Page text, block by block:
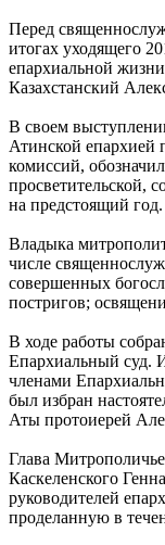
Перед
итогах уходящего
епархиальной
Казахстанский
В своем
Атинской епархией
комиссий,
просветительской,
на предстоящий год.
Владыка
числе
совершенных
постригов;
В ходе работы
Епархиальный суд.
членами
был избран
Аты протоиерей
Глава
Каскеленского
руководителей
проделанную в